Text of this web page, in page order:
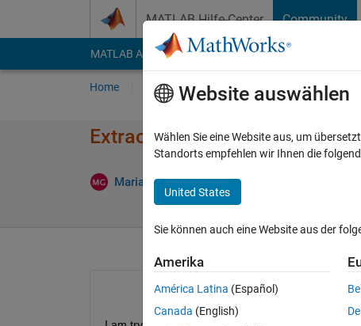
MATLAB Hilfe-Center Community
MATLAB Answers File Exchange Cody
Home Fragen Antworten Durchsuchen
Extract data from multiple
Mariana 10 Jan. 2020
Website auswählen
Wählen Sie eine Website aus, um
Standorts empfehlen wir Ihnen die
United States
Sie können auch eine Website aus der
Amerika
América Latina (Español)
Canada (English)